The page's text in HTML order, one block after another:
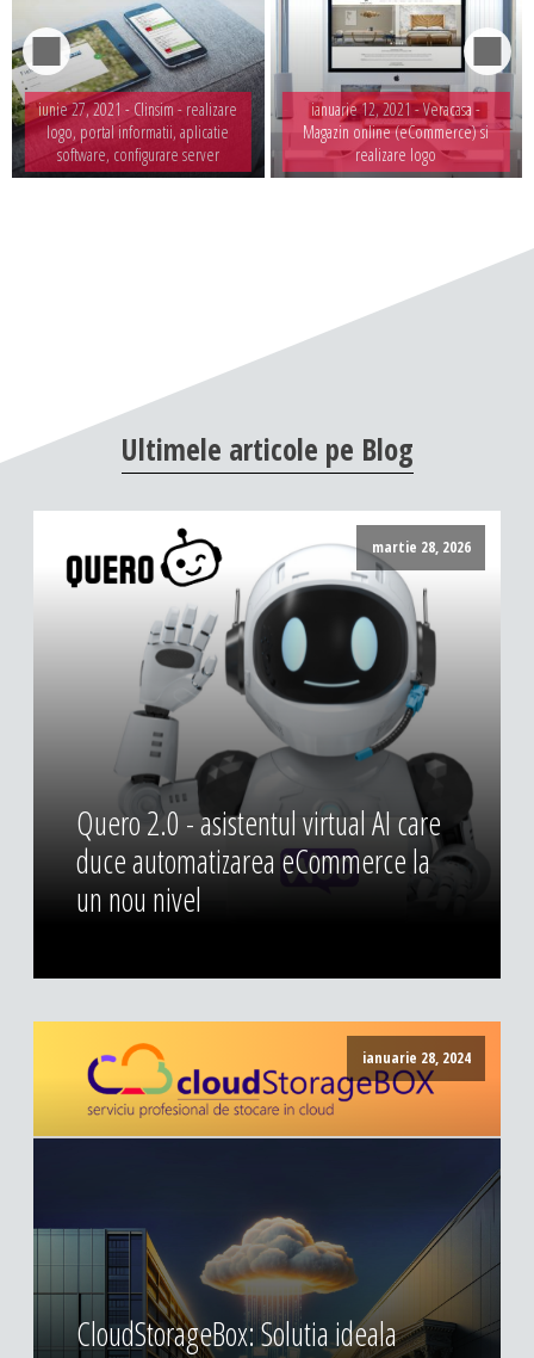
iunie 27, 2021 - Clinsim - realizare
logo, portal informatii, aplicatie
software, configurare server
ianuarie 12, 2021 -Veracasa -
Magazin online (eCommerce) si
realizare logo
Ultimele articole pe Blog
martie 28, 2026
Quero 2.0 - asistentul virtual AI care
duce automatizarea eCommerce la
un nou nivel
ianuarie 28, 2024
CloudStorageBox: Solutia ideala